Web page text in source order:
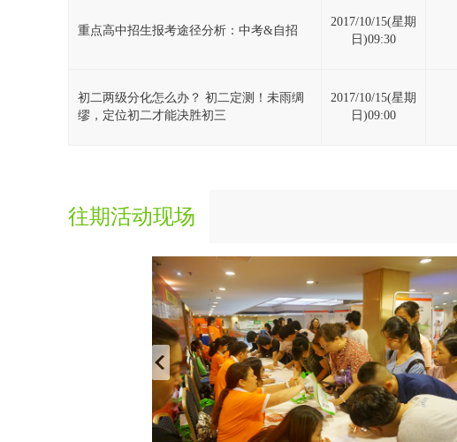
重点高中招生报考途径分析：中考&自招
2017/10/15(星期
日)09:30
初二两级分化怎么办？ 初二定测！未雨绸
缪，定位初二才能决胜初三
2017/10/15(星期
日)09:00
往期活动现场